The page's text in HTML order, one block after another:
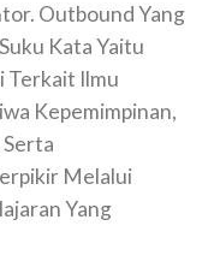
Outbound Yang
Kata Yaitu
Terkait Ilmu
Kepemimpinan,
Melalui
Yang